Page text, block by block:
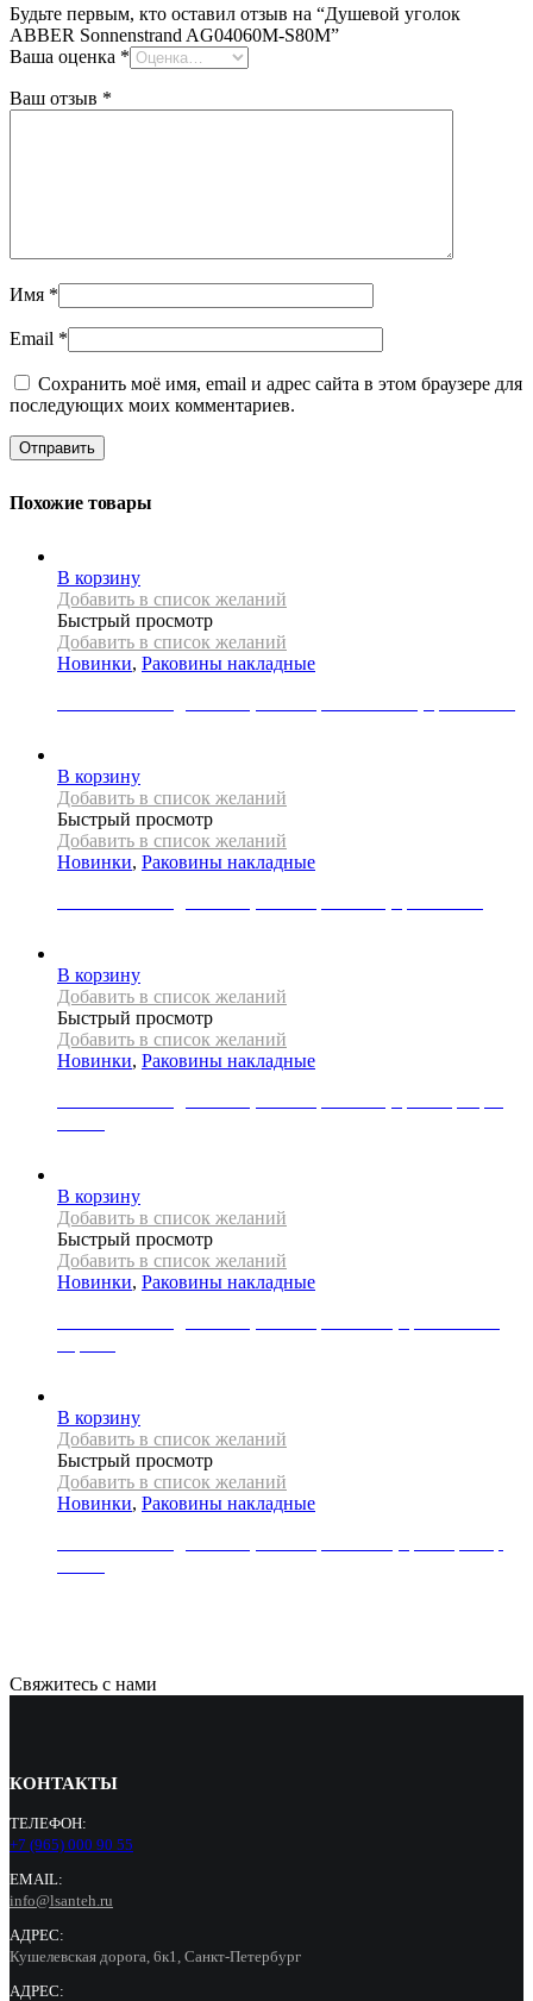
Будьте первым, кто оставил отзыв на “Душевой уголок
ABBER Sonnenstrand AG04060M-S80M”
Ваша оценка *
Ваш отзыв *
Имя *
Email *
Сохранить моё имя, email и адрес сайта в этом браузере для
последующих моих комментариев.
Похожие товары
В корзину
Добавить в список желаний
Быстрый просмотр
Добавить в список желаний
Новинки, Раковины накладные
В корзину
Добавить в список желаний
Быстрый просмотр
Добавить в список желаний
Новинки, Раковины накладные
В корзину
Добавить в список желаний
Быстрый просмотр
Добавить в список желаний
Новинки, Раковины накладные
В корзину
Добавить в список желаний
Быстрый просмотр
Добавить в список желаний
Новинки, Раковины накладные
В корзину
Добавить в список желаний
Быстрый просмотр
Добавить в список желаний
Новинки, Раковины накладные
Свяжитесь с нами
КОНТАКТЫ
ТЕЛЕФОН:
+7 (965) 000 90 55
EMAIL:
info@lsanteh.ru
АДРЕС:
Кушелевская дорога, 6к1, Санкт-Петербург
АДРЕС: